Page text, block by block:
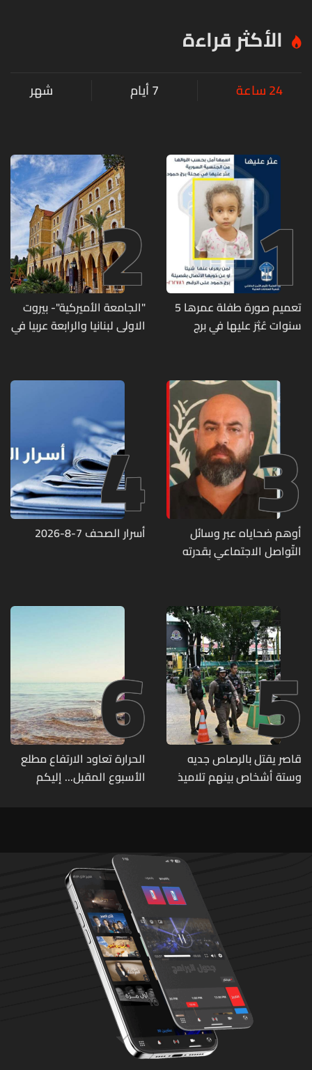
الأكثر قراءة
24 ساعة 7 أيام شهر
1
تعميم صورة طفلة عمرها 5
سنوات عُثِرَ عليها في برج
2
"الجامعة الأميركية"- بيروت
الاولى لبنانيا والرابعة عربيا في
3
أوهم ضحاياه عبر وسائل
التّواصل الاجتماعي بقدرته
وقع ضحيّة أعماله؟
4
أسرار الصحف 7-8-2026
5
قاصر يقتل بالرصاص جديه
وستة أشخاص بينهم تلاميذ
6
الحرارة تعاود الارتفاع مطلع
الأسبوع المقبل... إليكم